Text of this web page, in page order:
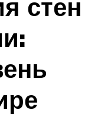
стен